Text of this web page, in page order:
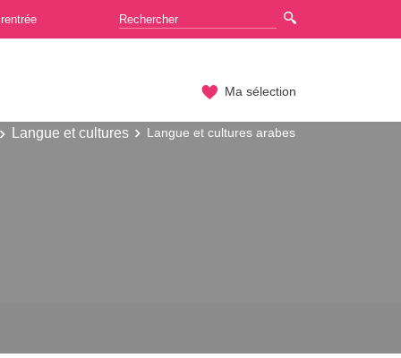
Ma sélection
Langue et cultures Langue et cultures arabes